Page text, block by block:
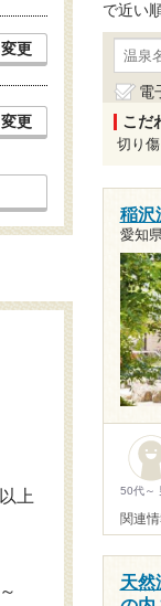
で近い
電
こだ
切り傷
稲沢
愛知
50代～
関連
天然
変更
変更
以上
～